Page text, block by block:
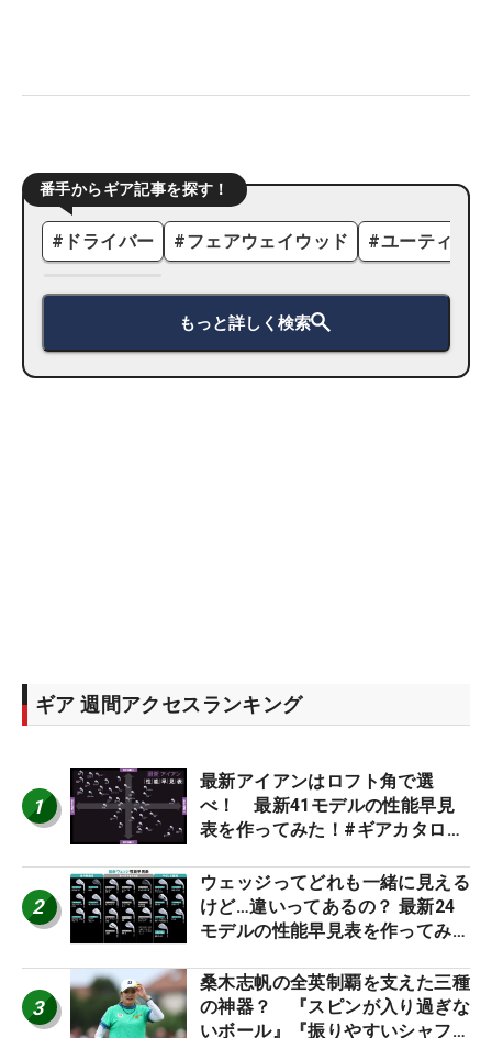
番手からギア記事を探す！
# ドライバー #フェアウェイウッド #ユーティリ
もっと詳しく検索
ギア 週間アクセスランキング
1
最新アイアンはロフト角で選
べ！ 最新41モデルの性能早見
表を作ってみた！#ギアカタログ
2
ウェッジってどれも一緒に見える
けど…違いってあるの？ 最新24
モデルの性能早見表を作ってみ
3
桑木志帆の全英制覇を支えた三種
の神器？ 『スピンが入り過ぎな
いボール』『振りやすいシャフ